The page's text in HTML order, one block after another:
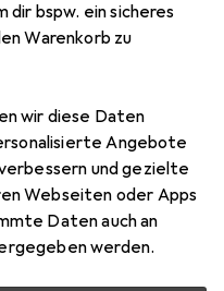
dir bspw. ein sicheres
Warenkorb zu
wir diese Daten
Angebote
und gezielte
Webseiten oder Apps
Daten auch an
werden.
Die Montage mit
Einpassung und
mehr